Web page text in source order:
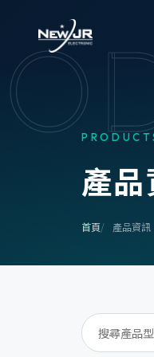
產品
首頁 產品資訊